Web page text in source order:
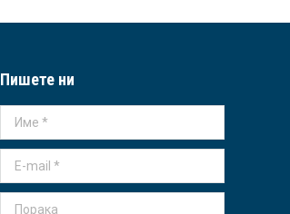
Пишете ни
Име *
E-mail *
Порака